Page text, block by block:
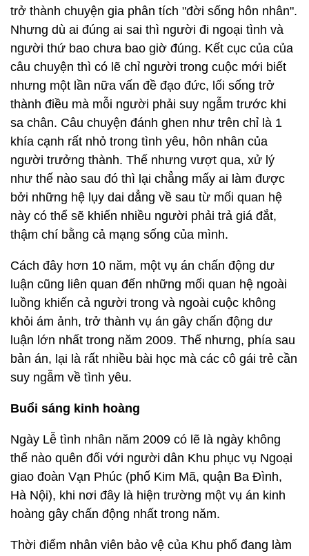
trở thành chuyện gia phân tích "đời sống hôn nhân".
Nhưng dù ai đúng ai sai thì người đi ngoại tình và
người thứ bao chưa bao giờ đúng. Kết cục của của
câu chuyện thì có lẽ chỉ người trong cuộc mới biết
nhưng một lần nữa vấn đề đạo đức, lối sống trở
thành điều mà mỗi người phải suy ngẫm trước khi
sa chân. Câu chuyện đánh ghen như trên chỉ là 1
khía cạnh rất nhỏ trong tình yêu, hôn nhân của
người trưởng thành. Thế nhưng vượt qua, xử lý
như thế nào sau đó thì lại chẳng mấy ai làm được
bởi những hệ lụy dai dẳng về sau từ mối quan hệ
này có thể sẽ khiến nhiều người phải trả giá đắt,
thậm chí bằng cả mạng sống của mình.
Cách đây hơn 10 năm, một vụ án chấn động dư
luận cũng liên quan đến những mối quan hệ ngoài
luồng khiến cả người trong và ngoài cuộc không
khỏi ám ảnh, trở thành vụ án gây chấn động dư
luận lớn nhất trong năm 2009. Thế nhưng, phía sau
bản án, lại là rất nhiều bài học mà các cô gái trẻ cần
suy ngẫm về tình yêu.
Buổi sáng kinh hoàng
Ngày Lễ tình nhân năm 2009 có lẽ là ngày không
thể nào quên đối với người dân Khu phục vụ Ngoại
giao đoàn Vạn Phúc (phố Kim Mã, quận Ba Đình,
Hà Nội), khi nơi đây là hiện trường một vụ án kinh
hoàng gây chấn động nhất trong năm.
Thời điểm nhân viên bảo vệ của Khu phố đang làm